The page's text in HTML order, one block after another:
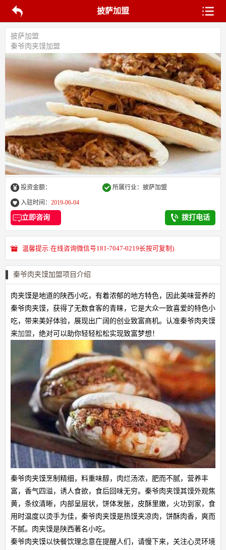
披萨加盟
披萨加盟
秦爷肉夹馍加盟
投资金额： 所属行业：披萨加盟
入驻时间： 2019-06-04
立即咨询 拨打电话
温馨提示:在线咨询微信号181-7047-0219长按可复制).
秦爷肉夹馍加盟项目介绍
肉夹馍是地道的陕西小吃，有着浓郁的地方特色，因此美味营养的
秦爷肉夹馍，获得了无数食客的青睐，它是大众一致喜爱的特色小
吃，带来美好体验，展现出广阔的创业致富商机。认准秦爷肉夹馍
来加盟 ，绝对可以助你轻轻松松实现致富梦想！
秦爷肉夹馍烹制精细，料重味醇，肉烂汤浓，肥而不腻，营养丰
富，香气四溢，诱人食欲，食后回味无穷。秦爷肉夹馍其馍外观焦
黄，条纹清晰，内部呈层状，饼体发胀，皮酥里嫩，火功到家，食
用时温度以烫手为佳，秦爷肉夹馍是热馍夹凉肉，饼酥肉香，爽而
不腻。肉夹馍是陕西著名小吃。
秦爷肉夹馍以快餐饮理念意在提醒人们，请慢下来，关注心灵环境